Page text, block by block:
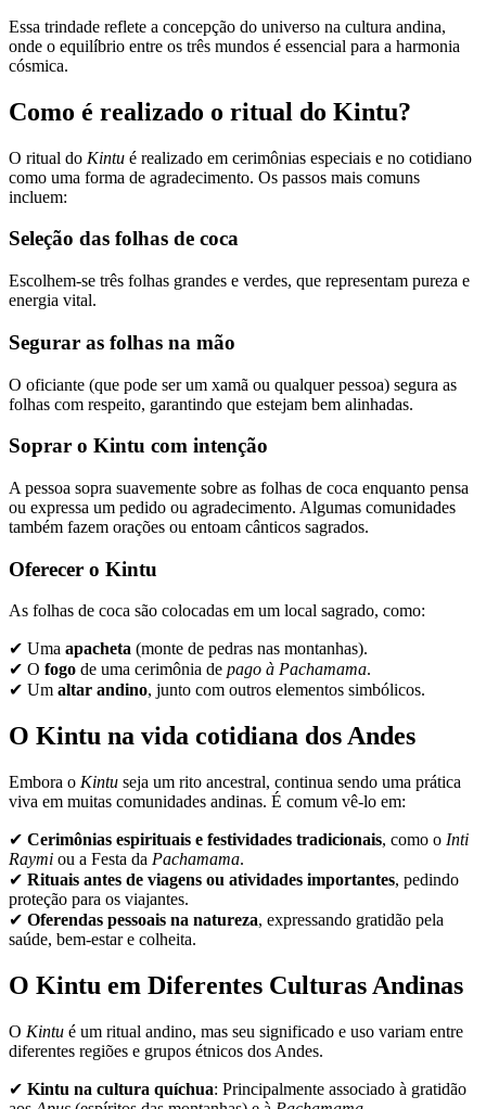
Essa trindade reflete a concepção do universo na cultura andina,
onde o equilíbrio entre os três mundos é essencial para a harmonia
cósmica.
Como é realizado o ritual do Kintu?
O ritual do Kintu é realizado em cerimônias especiais e no cotidiano
como uma forma de agradecimento. Os passos mais comuns
incluem:
Seleção das folhas de coca
Escolhem-se três folhas grandes e verdes, que representam pureza e
energia vital.
Segurar as folhas na mão
O oficiante (que pode ser um xamã ou qualquer pessoa) segura as
folhas com respeito, garantindo que estejam bem alinhadas.
Soprar o Kintu com intenção
A pessoa sopra suavemente sobre as folhas de coca enquanto pensa
ou expressa um pedido ou agradecimento. Algumas comunidades
também fazem orações ou entoam cânticos sagrados.
Oferecer o Kintu
As folhas de coca são colocadas em um local sagrado, como:
✔ Uma apacheta (monte de pedras nas montanhas).
✔ O fogo de uma cerimônia de pago à Pachamama.
✔ Um altar andino, junto com outros elementos simbólicos.
O Kintu na vida cotidiana dos Andes
Embora o Kintu seja um rito ancestral, continua sendo uma prática
viva em muitas comunidades andinas. É comum vê-lo em:
✔ Cerimônias espirituais e festividades tradicionais, como o Inti
Raymi ou a Festa da Pachamama.
✔ Rituais antes de viagens ou atividades importantes, pedindo
proteção para os viajantes.
✔ Oferendas pessoais na natureza, expressando gratidão pela
saúde, bem-estar e colheita.
O Kintu em Diferentes Culturas Andinas
O Kintu é um ritual andino, mas seu significado e uso variam entre
diferentes regiões e grupos étnicos dos Andes.
✔ Kintu na cultura quíchua: Principalmente associado à gratidão